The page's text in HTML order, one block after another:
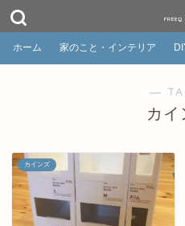
FREEQ
ホーム 家のこと・インテリア
―
カイ
カインズ